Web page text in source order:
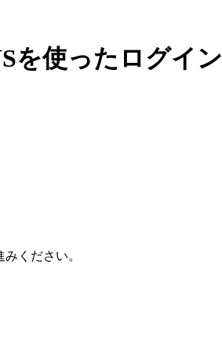
を使ったログイン
ください。